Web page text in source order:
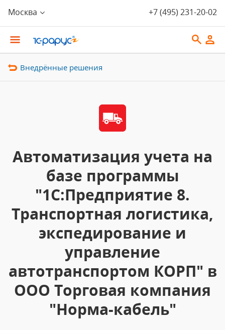
Москва +7 (495) 231-20-02
Внедрённые решения
Автоматизация учета на
базе программы
"1С:Предприятие 8.
Транспортная логистика,
экспедирование и
управление
автотранспортом КОРП" в
ООО Торговая компания
"Норма-кабель"